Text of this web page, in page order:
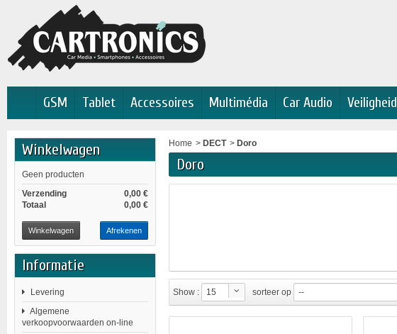
GSM Tablet Accessoires Multimédia Car Audio Veiligheid
Winkelwagen
Geen producten
0,00 €
Verzending
0,00 €
Totaal
Winkelwagen Afrekenen
Informatie
Levering
Algemene
verkoopvoorwaarden on-line
Home > DECT > Doro
Doro
Show : 15 sorteer op --